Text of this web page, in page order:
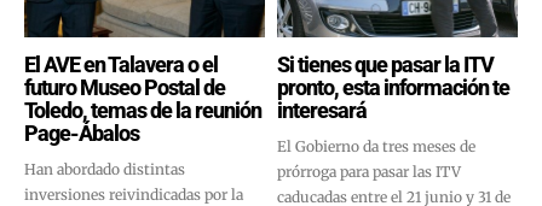
El AVE en Talavera o el
futuro Museo Postal de
Toledo, temas de la reunión
Page-Ábalos
Han abordado distintas
inversiones reivindicadas por la
Si tienes que pasar la ITV
pronto, esta información te
interesará
El Gobierno da tres meses de
prórroga para pasar las ITV
caducadas entre el 21 junio y 31 de